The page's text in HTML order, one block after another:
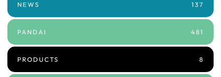
NEWS 137
PANDAI 481
PRODUCTS 8